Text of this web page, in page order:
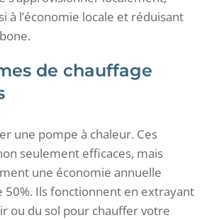
à l’économie locale et réduisant
de chauffage
une pompe à chaleur. Ces
seulement efficaces, mais
une économie annuelle
50%. Ils fonctionnent en extrayant
ou du sol pour chauffer votre